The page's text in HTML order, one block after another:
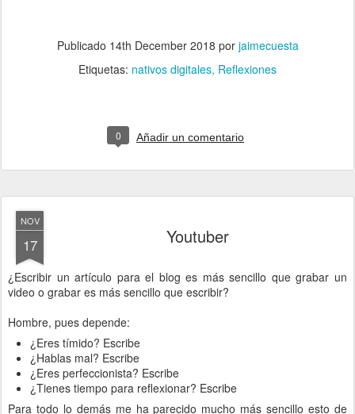
Publicado 14th December 2018 por jaimecuesta
Etiquetas: nativos digitales Reflexiones
0 Añadir un comentario
NOV
17 Youtuber
¿Escribir un artículo para el blog es más sencillo que grabar un
video o grabar es más sencillo que escribir?
Hombre, pues depende:
¿Eres tímido? Escribe
¿Hablas mal? Escribe
¿Eres perfeccionista? Escribe
¿Tienes tiempo para reflexionar? Escribe
Para todo lo demás me ha parecido mucho más sencillo esto de